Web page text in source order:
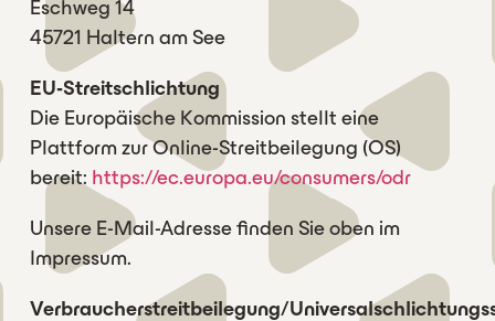
Eschweg 14
45721 Haltern am See
EU-Streitschlichtung
Die Europäische Kommission stellt eine
Plattform zur Online-Streitbeilegung (OS)
bereit: https://ec.europa.eu/consumers/odr
Unsere E-Mail-Adresse finden Sie oben im
Impressum.
Verbraucherstreitbeilegung/